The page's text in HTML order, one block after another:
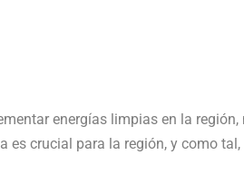
energías limpias en la
crucial para la región, y como